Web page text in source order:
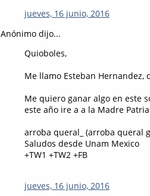
jueves, 16 junio, 2016
Anónimo dijo...
Quioboles,
Me llamo Esteban
Me quiero ganar algo en este
este año ire a a la Madre
arroba queral_ (arroba queral
Saludos desde Unam Mexico
+TW1 +TW2 +FB
jueves, 16 junio, 2016